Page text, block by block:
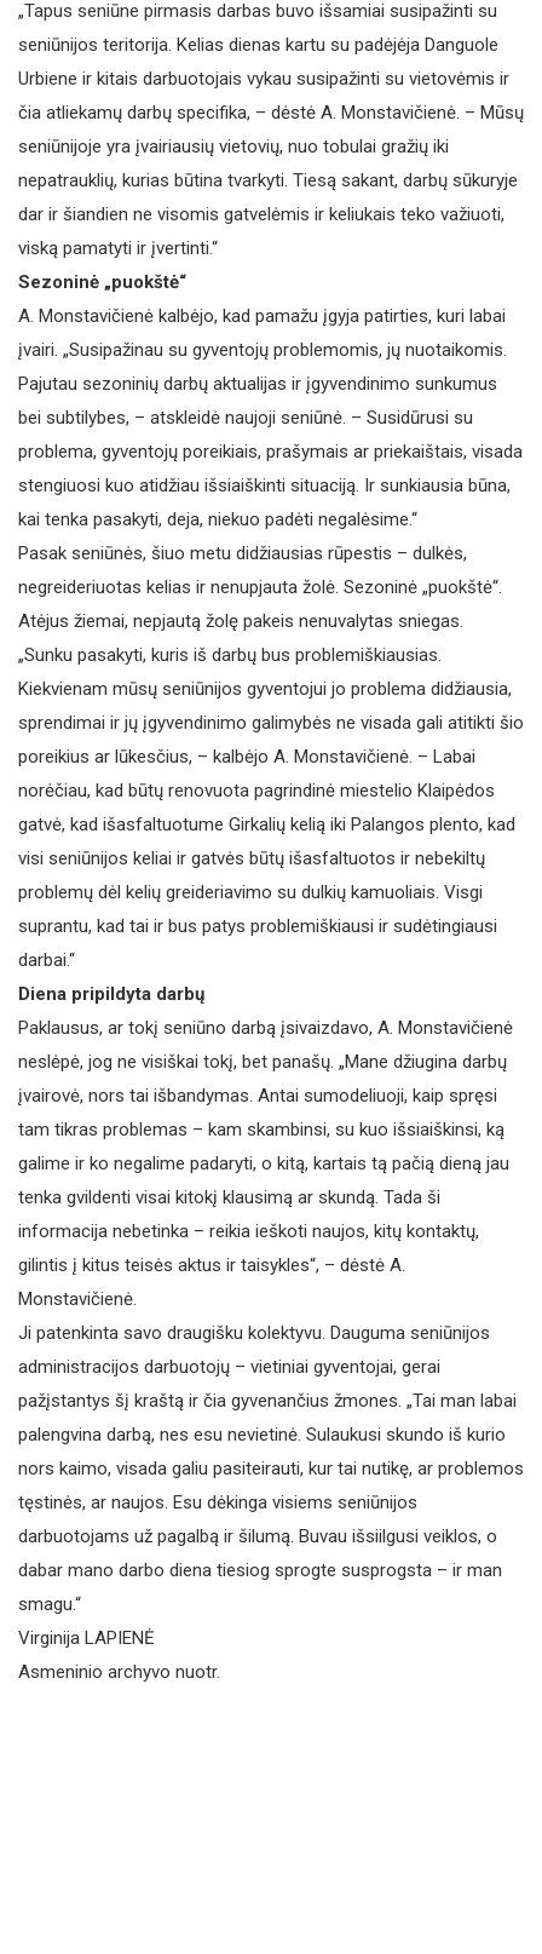
„Tapus seniūne pirmasis darbas buvo išsamiai susipažinti su
seniūnijos teritorija. Kelias dienas kartu su padėjėja Danguole
Urbiene ir kitais darbuotojais vykau susipažinti su vietovėmis ir
čia atliekamų darbų specifika, – dėstė A. Monstavičienė. – Mūsų
seniūnijoje yra įvairiausių vietovių, nuo tobulai gražių iki
nepatrauklių, kurias būtina tvarkyti. Tiesą sakant, darbų sūkuryje
dar ir šiandien ne visomis gatvelėmis ir keliukais teko važiuoti,
viską pamatyti ir įvertinti.“
Sezoninė „puokštė“
A. Monstavičienė kalbėjo, kad pamažu įgyja patirties, kuri labai
įvairi. „Susipažinau su gyventojų problemomis, jų nuotaikomis.
Pajutau sezoninių darbų aktualijas ir įgyvendinimo sunkumus
bei subtilybes, – atskleidė naujoji seniūnė. – Susidūrusi su
problema, gyventojų poreikiais, prašymais ar priekaištais, visada
stengiuosi kuo atidžiau išsiaiškinti situaciją. Ir sunkiausia būna,
kai tenka pasakyti, deja, niekuo padėti negalėsime.“
Pasak seniūnės, šiuo metu didžiausias rūpestis – dulkės,
negreideriuotas kelias ir nenupjauta žolė. Sezoninė „puokštė“.
Atėjus žiemai, nepjautą žolę pakeis nenuvalytas sniegas.
„Sunku pasakyti, kuris iš darbų bus problemiškiausias.
Kiekvienam mūsų seniūnijos gyventojui jo problema didžiausia,
sprendimai ir jų įgyvendinimo galimybės ne visada gali atitikti šio
poreikius ar lūkesčius, – kalbėjo A. Monstavičienė. – Labai
norėčiau, kad būtų renovuota pagrindinė miestelio Klaipėdos
gatvė, kad išasfaltuotume Girkalių kelią iki Palangos plento, kad
visi seniūnijos keliai ir gatvės būtų išasfaltuotos ir nebekiltų
problemų dėl kelių greideriavimo su dulkių kamuoliais. Visgi
suprantu, kad tai ir bus patys problemiškiausi ir sudėtingiausi
darbai.“
Diena pripildyta darbų
Paklausus, ar tokį seniūno darbą įsivaizdavo, A. Monstavičienė
neslėpė, jog ne visiškai tokį, bet panašų. „Mane džiugina darbų
įvairovė, nors tai išbandymas. Antai sumodeliuoji, kaip spręsi
tam tikras problemas – kam skambinsi, su kuo išsiaiškinsi, ką
galime ir ko negalime padaryti, o kitą, kartais tą pačią dieną jau
tenka gvildenti visai kitokį klausimą ar skundą. Tada ši
informacija nebetinka – reikia ieškoti naujos, kitų kontaktų,
gilintis į kitus teisės aktus ir taisyk­les“, – dėstė A.
Monstavičienė.
Ji patenkinta savo draugišku kolektyvu. Dauguma seniūnijos
administracijos darbuotojų – vietiniai gyventojai, gerai
pažįstantys šį kraštą ir čia gyvenančius žmones. „Tai man labai
paleng­vina darbą, nes esu nevietinė. Sulaukusi skundo iš kurio
nors kaimo, visada galiu pasiteirauti, kur tai nutikę, ar problemos
tęstinės, ar naujos. Esu dėkinga visiems seniūnijos
darbuotojams už pagalbą ir šilumą. Buvau išsiilgusi veiklos, o
dabar mano darbo diena tiesiog sprogte susprogsta – ir man
smagu.“
Virginija LAPIENĖ
Asmeninio archyvo nuotr.